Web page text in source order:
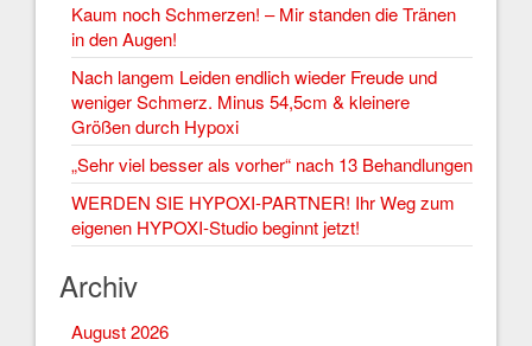
Kaum noch Schmerzen! – Mir standen die Tränen
in den Augen!
Nach langem Leiden endlich wieder Freude und
weniger Schmerz. Minus 54,5cm & kleinere
Größen durch Hypoxi
„Sehr viel besser als vorher“ nach 13 Behandlungen
WERDEN SIE HYPOXI-PARTNER! Ihr Weg zum
eigenen HYPOXI-Studio beginnt jetzt!
Archiv
August 2026